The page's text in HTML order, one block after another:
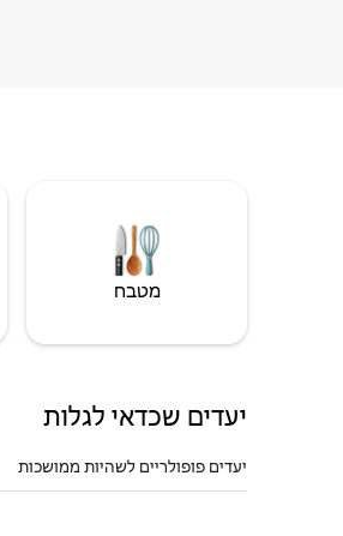
מטבח
יעדים שכדאי לגלות
יעדים פופולריים לשהיות ממושכות